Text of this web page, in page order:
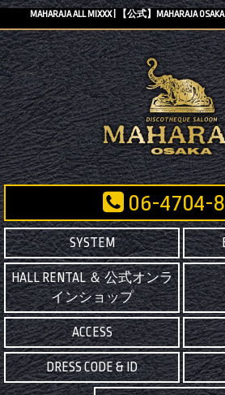
MAHARAJA ALL MIXXX | 【公式】MAHARAJA
06-4704-
SYSTEM
HALL RENTAL ＆ 公式オンラ
インショップ
ACCESS
DRESS CODE & ID